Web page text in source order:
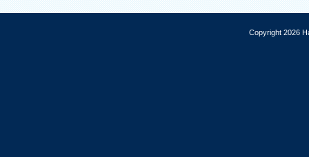
Copyright 2026